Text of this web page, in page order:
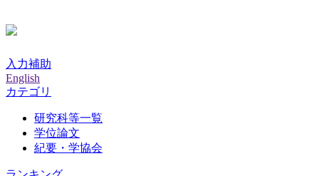
入力補助
English
カテゴリ
研究科等一覧
学位論文
紀要・学協会